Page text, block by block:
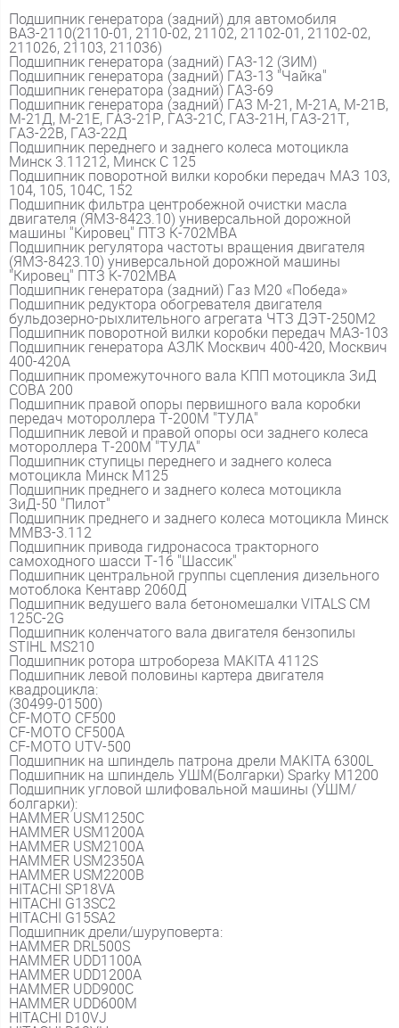
Подшипник генератора (задний) для автомобиля
ВАЗ-2110(2110-01, 2110-02, 21102, 21102-01, 21102-02,
211026, 21103, 211036)
Подшипник генератора (задний) ГАЗ-12 (ЗИМ)
Подшипник генератора (задний) ГАЗ-13 "Чайка"
Подшипник генератора (задний) ГАЗ-69
Подшипник генератора (задний) ГАЗ М-21, М-21А, М-21В,
М-21Д, М-21Е, ГАЗ-21Р, ГАЗ-21С, ГАЗ-21Н, ГАЗ-21Т,
ГАЗ-22В, ГАЗ-22Д
Подшипник переднего и заднего колеса мотоцикла
Минск 3.11212, Минск С 125
Подшипник поворотной вилки коробки передач МАЗ 103,
104, 105, 104С, 152
Подшипник фильтра центробежной очистки масла
двигателя (ЯМЗ-8423.10) универсальной дорожной
машины "Кировец" ПТЗ К-702МВА
Подшипник регулятора частоты вращения двигателя
(ЯМЗ-8423.10) универсальной дорожной машины
"Кировец" ПТЗ К-702МВА
Подшипник генератора (задний) Газ М20 «Победа»
Подшипник редуктора обогревателя двигателя
бульдозерно-рыхлительного агрегата ЧТЗ ДЭТ-250М2
Подшипник поворотной вилки коробки передач МАЗ-103
Подшипник генератора АЗЛК Москвич 400-420, Москвич
400-420А
Подшипник промежуточного вала КПП мотоцикла ЗиД
СОВА 200
Подшипник правой опоры первишного вала коробки
передач мотороллера Т-200М "ТУЛА"
Подшипник левой и правой опоры оси заднего колеса
мотороллера Т-200М "ТУЛА"
Подшипник ступицы переднего и заднего колеса
мотоцикла Минск М125
Подшипник преднего и заднего колеса мотоцикла
ЗиД-50 "Пилот"
Подшипник преднего и заднего колеса мотоцикла Минск
ММВЗ-3.112
Подшипник привода гидронасоса тракторного
самоходного шасси Т-16 "Шассик"
Подшипник центральной группы сцепления дизельного
мотоблока Кентавр 2060Д
Подшипник ведушего вала бетономешалки VITALS CM
125C-2G
Подшипник коленчатого вала двигателя бензопилы
STIHL MS210
Подшипник ротора штробореза MAKITA 4112S
Подшипник левой половины картера двигателя
квадроцикла:
(30499-01500)
CF-MOTO CF500
CF-MOTO CF500A
CF-MOTO UTV-500
Подшипник на шпиндель патрона дрели MAKITA 6300L
Подшипник на шпиндель УШМ(Болгарки) Sparky M1200
Подшипник угловой шлифовальной машины (УШМ/
болгарки):
HAMMER USM1250C
HAMMER USM1200A
HAMMER USM2100A
HAMMER USM2350A
HAMMER USM2200B
HITACHI SP18VA
HITACHI G13SC2
HITACHI G15SA2
Подшипник дрели/шуруповерта:
HAMMER DRL500S
HAMMER UDD1100A
HAMMER UDD1200A
HAMMER UDD900C
HAMMER UDD600M
HITACHI D10VJ